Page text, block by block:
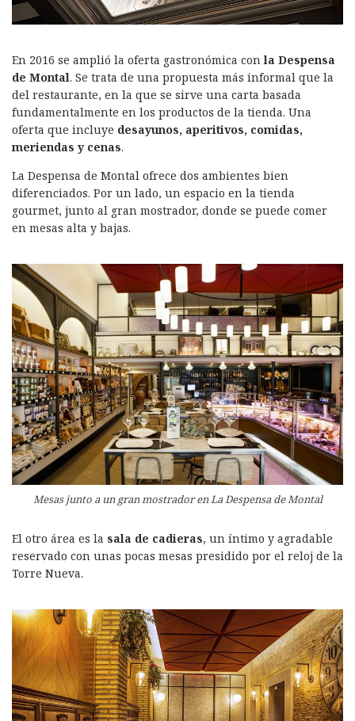
En 2016 se amplió la oferta gastronómica conla Despensa
de Montal. Se trata de una propuesta más informal que la
del restaurante, en la que se sirve una carta basada
fundamentalmente en los productos de la tienda. Una
oferta que incluye desayunos, aperitivos, comidas,
meriendas y cenas.
La Despensa de Montal ofrece dos ambientes bien
diferenciados. Por un lado, un espacio en la tienda
gourmet, junto al gran mostrador, donde se puede comer
en mesas alta y bajas.
Mesas junto a un gran mostrador en La Despensa de Montal
El otro área es la sala de cadieras, un íntimo y agradable
reservado con unas pocas mesas presidido por el reloj de la
Torre Nueva.